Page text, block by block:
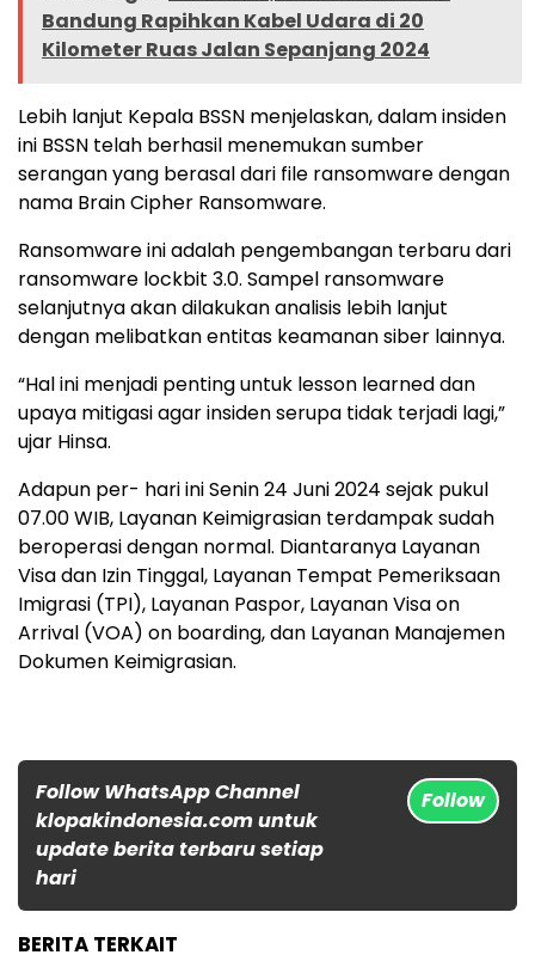
Bandung Rapihkan Kabel Udara di 20
Kilometer Ruas Jalan Sepanjang 2024
Lebih lanjut Kepala BSSN menjelaskan, dalam insiden
ini BSSN telah berhasil menemukan sumber
serangan yang berasal dari file ransomware dengan
nama Brain Cipher Ransomware.
Ransomware ini adalah pengembangan terbaru dari
ransomware lockbit 3.0. Sampel ransomware
selanjutnya akan dilakukan analisis lebih lanjut
dengan melibatkan entitas keamanan siber lainnya.
“Hal ini menjadi penting untuk lesson learned dan
upaya mitigasi agar insiden serupa tidak terjadi lagi,”
ujar Hinsa.
Adapun per- hari ini Senin 24 Juni 2024 sejak pukul
07.00 WIB, Layanan Keimigrasian terdampak sudah
beroperasi dengan normal. Diantaranya Layanan
Visa dan Izin Tinggal, Layanan Tempat Pemeriksaan
Imigrasi (TPI), Layanan Paspor, Layanan Visa on
Arrival (VOA) on boarding, dan Layanan Manajemen
Dokumen Keimigrasian.
Follow WhatsApp Channel
klopakindonesia.com untuk
update berita terbaru setiap
hari
Follow
BERITA TERKAIT